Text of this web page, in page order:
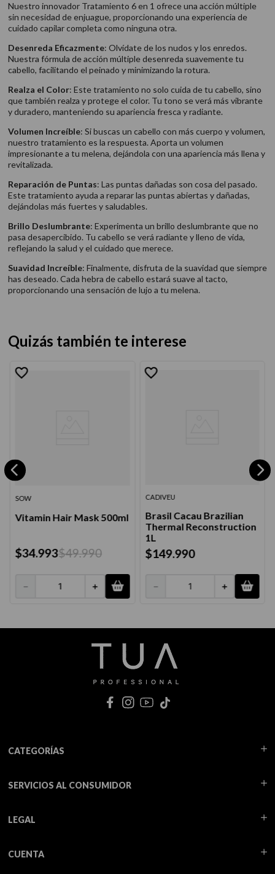
Nuestro innovador Tratamiento 6 en 1 ofrece una acción múltiple
sin necesidad de enjuague, proporcionando una experiencia de
cuidado capilar completa como ninguna otra.
Desenreda Eficazmente: Olvídate de los nudos y los enredos.
Nuestra fórmula de acción múltiple desenreda suavemente tu
cabello, facilitando el peinado y minimizando la rotura.
Realza el Color: Este tratamiento no solo cuida de tu cabello, sino
que también realza y protege el color. Tu tono se verá más vibrante
y duradero, manteniendo su apariencia fresca y radiante.
Volumen Increíble: Si buscas un cabello con más cuerpo y volumen,
nuestro tratamiento es la respuesta. Aporta un volumen
impresionante a tu melena, dejándola con una apariencia más llena y
revitalizada.
Reparación de Puntas: Las puntas dañadas son cosa del pasado.
Este tratamiento ayuda a reparar las puntas abiertas y dañadas,
dejándolas más fuertes y saludables.
Brillo Deslumbrante: Experimenta un brillo deslumbrante que no
pasa desapercibido. Tu cabello se verá radiante y lleno de vida,
reflejando la salud y el cuidado que merece.
Suavidad Increíble: Finalmente, disfruta de la suavidad que siempre
has deseado. Cada hebra de cabello estará suave al tacto,
proporcionando una sensación de lujo a tu melena.
Quizás también te interese
SOW
Vitamin Hair Mask 500ml
$34.993$49.990
＋
－
CADIVEU
Brasil Cacau Brazilian
Thermal Reconstruction
1L
$149.990
＋
－
CATEGORÍAS
SERVICIOS AL CONSUMIDOR
LEGAL
CUENTA